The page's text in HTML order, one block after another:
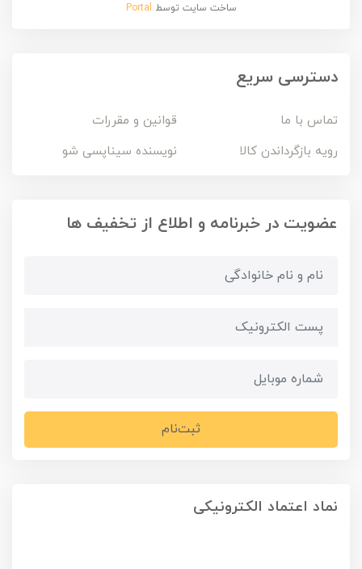
ساخت سایت توسط Portal
دسترسی سریع
تماس با ما
قوانین و مقررات
رویه بازگرداندن کالا
نویسنده سیناپسی شو
عضویت در خبرنامه و اطلاع از تخفیف ها
ثبت‌نام
نماد اعتماد الکترونیکی